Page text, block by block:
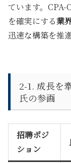
ています。
を確実にする業
迅速な構築を推
2-1. 成長を
氏の参画
招聘ポジ
ション